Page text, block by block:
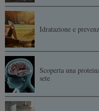
Idratazione e
Scoperta una
sete